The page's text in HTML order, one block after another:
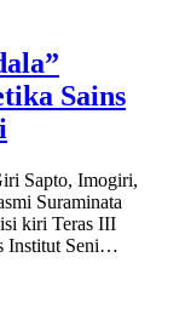
Sains
Sapto, Imogiri,
Suraminata
kiri Teras III
Institut Seni…